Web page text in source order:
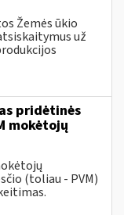
Žemės ūkio
už
pridėtinės
mokėtojų
(toliau - PVM)